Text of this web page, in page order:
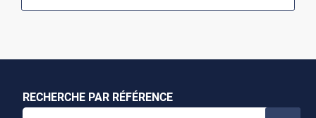
RECHERCHE PAR RÉFÉRENCE